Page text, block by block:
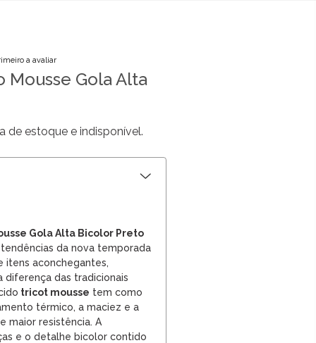
a avaliar
Mousse Gola Alta
de estoque e indisponível.
Gola Alta Bicolor Preto
da nova temporada
itens aconchegantes,
diferença das tradicionais
tricot mousse tem como
térmico, a maciez e a
maior resistência. A
e o detalhe bicolor contido